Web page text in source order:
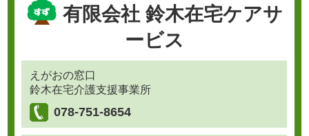
有限会社 鈴木在宅ケアサ
ービス
えがおの窓口
鈴木在宅介護支援事業所
078-751-8654